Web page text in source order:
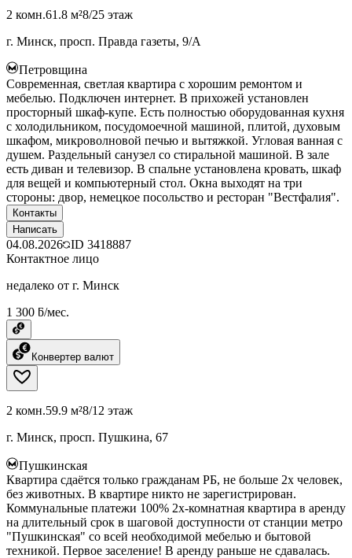
2 комн.61.8 м²8/25 этаж
г. Минск, просп. Правда газеты, 9/А
Петровщина
Современная, светлая квартира с хорошим ремонтом и
мебелью. Подключен интернет. В прихожей установлен
просторный шкаф-купе. Есть полностью оборудованная кухня
с холодильником, посудомоечной машиной, плитой, духовым
шкафом, микроволновой печью и вытяжкой. Угловая ванная с
душем. Раздельный санузел со стиральной машиной. В зале
есть диван и телевизор. В спальне установлена кровать, шкаф
для вещей и компьютерный стол. Окна выходят на три
стороны: двор, немецкое посольство и ресторан "Вестфалия".
Контакты
Написать
04.08.2026 ID 3418887
Контактное лицо
недалеко от г. Минск
1 300 ƃ/мес.
Конвертер валют
2 комн.59.9 м²8/12 этаж
г. Минск, просп. Пушкина, 67
Пушкинская
Квартира сдаётся только гражданам РБ, не больше 2х человек,
без животных. В квартире никто не зарегистрирован.
Коммунальные платежи 100% 2х-комнатная квартира в аренду
на длительный срок в шаговой доступности от станции метро
"Пушкинская" со всей необходимой мебелью и бытовой
техникой. Первое заселение! В аренду раньше не сдавалась.